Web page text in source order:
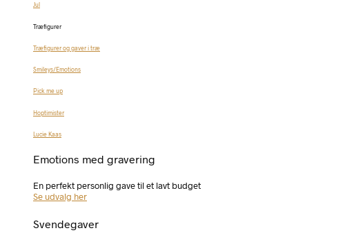
Jul
Træfigurer
Træfigurer og gaver i træ
Smileys/Emotions
Pick me up
Hoptimister
Lucie Kaas
Emotions med gravering
En perfekt personlig gave til et lavt budget
Se udvalg her
Svendegaver